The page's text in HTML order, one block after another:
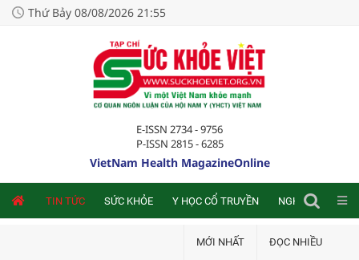
Thứ Bảy 08/08/2026 21:55
E-ISSN 2734 - 9756
P-ISSN 2815 - 6285
VietNam Health MagazineOnline
TIN TỨC SỨC KHỎE Y HỌC CỔ TRUYỀN NGHIÊN CỨU
MỚI NHẤT ĐỌC NHIỀU